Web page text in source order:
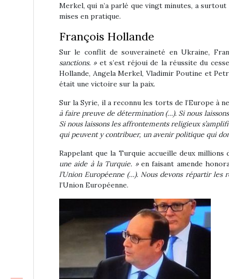
Merkel, qui n’a parlé que vingt minutes, a
mises en pratique.
François Hollande
Sur le conflit de souveraineté en Ukraine,
sanctions. »et s’est réjoui de la réussite du
Hollande, Angela Merkel, Vladimir Poutine et
était une victoire sur la paix.
Sur la Syrie, il a reconnu les torts de l’Europe à
à faire preuve de détermination (…). Si nous
Si nous laissons les affrontements religieux
qui peuvent y contribuer, un avenir politique qui
Rappelant que la Turquie accueille deux
une aide à la Turquie. »en faisant amende
l’Union Européenne (…). Nous devons répartir les
l’Union Européenne.